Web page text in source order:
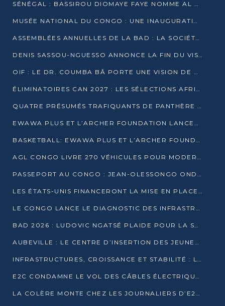
SÉNÉGAL : BASSIROU DIOMAYE FAYE NOMME AL AMINOU LÔ PREMIER MINISTRE
MUSÉE NATIONAL DU CONGO : UNE INAUGURATION PORTEUSE D’ESPOIR POUR LA CULTURE
ASSEMBLÉES ANNUELLES DE LA BAD : LA SOCIÉTÉ CIVILE CONGOLAISE À LA RECHERCHE DE PARTENAIRES POUR SES PROJETS
DENIS SASSOU-NGUESSO ANNONCE LA FIN DU VISA POUR LES AFRICAINS EN 2027
OIF : LE DR. COUMBA BÂ PORTE UNE VISION DE DIALOGUE, DE STABILITÉ ET DE RÉFORME À LA TÊTE
ÉLIMINATOIRES CAN 2027 : LES SÉLECTIONS AFRICAINES CONNAISSENT LEURS ADVERSAIRES
QUATRE PRÉSUMÉS TRAFIQUANTS DE PANTHÈRE ARRÊTÉS À EWO
EWAWA PLUS ET L’ARCHER FOUNDATION LANCENT UN CAMP DE BASKET POUR LES JEUNES À BRAZZAVILLE
BASKETBALL: EWAWA PLUS ET L’ARCHER FOUNDATION LANCENT UN CAMP POUR LES JEUNES
AGL CONGO LIVRE 270 VÉHICULES POUR MODERNISER LE TRANSPORT URBAIN
PASSEPORT AU CONGO : JEAN-OLESSONGO ONDAYE VEUT METTRE FIN AUX LENTEURS ADMINISTRATIVES
LES ÉTATS-UNIS FINANCERONT LA MISE EN PLACE DE JUSQU’À 50 CLINIQUES DE LUTTE CONTRE L’EBOLA
LE CONGO LANCE LE DIAGNOSTIC DES INFRASTRUCTURES SPORTIVES DU COMPLEXE DE KINTÉLÉ
BAD 2026 : LUDOVIC NGATSÉ PLAIDE POUR LA SOUVERAINETÉ FINANCIÈRE AFRICAINE
AUBEVILLE : LE CENTRE D’INSERTION DES JEUNES PRÊT À OUVRIR SES PORTES
INFRASTRUCTURES, CROISSANCE ET STABILITÉ : LA GUINÉE AFFÛTE SES AMBITIONS
E2C CONDAMNE LE VOL DES CÂBLES ÉLECTRIQUES APRÈS UNE VIDÉO VIRALE
LA COLÈRE MONTE CHEZ LES JOURNALIERS D’E2C QUI DÉNONCENT 20 ANS DE PRÉCARITÉ